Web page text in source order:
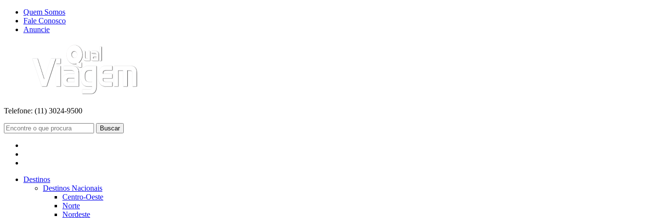
Quem Somos
Fale Conosco
Anuncie
Telefone: (11) 3024-9500
Buscar
Destinos
Destinos Nacionais
Centro-Oeste
Norte
Nordeste